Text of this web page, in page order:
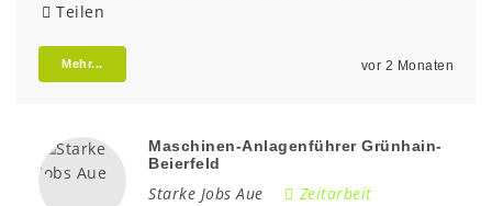
Teilen
Mehr... vor 2 Monaten
Maschinen-Anlagenführer Grünhain-
Beierfeld
Starke Jobs Aue
Zeitarbeit